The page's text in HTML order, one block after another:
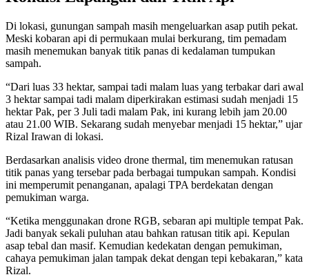
Di lokasi, gunungan sampah masih mengeluarkan asap putih pekat.
Meski kobaran api di permukaan mulai berkurang, tim pemadam
masih menemukan banyak titik panas di kedalaman tumpukan
sampah.
“Dari luas 33 hektar, sampai tadi malam luas yang terbakar dari awal
3 hektar sampai tadi malam diperkirakan estimasi sudah menjadi 15
hektar Pak, per 3 Juli tadi malam Pak, ini kurang lebih jam 20.00
atau 21.00 WIB. Sekarang sudah menyebar menjadi 15 hektar,” ujar
Rizal Irawan di lokasi.
Berdasarkan analisis video drone thermal, tim menemukan ratusan
titik panas yang tersebar pada berbagai tumpukan sampah. Kondisi
ini memperumit penanganan, apalagi TPA berdekatan dengan
pemukiman warga.
“Ketika menggunakan drone RGB, sebaran api multiple tempat Pak.
Jadi banyak sekali puluhan atau bahkan ratusan titik api. Kepulan
asap tebal dan masif. Kemudian kedekatan dengan pemukiman,
cahaya pemukiman jalan tampak dekat dengan tepi kebakaran,” kata
Rizal.